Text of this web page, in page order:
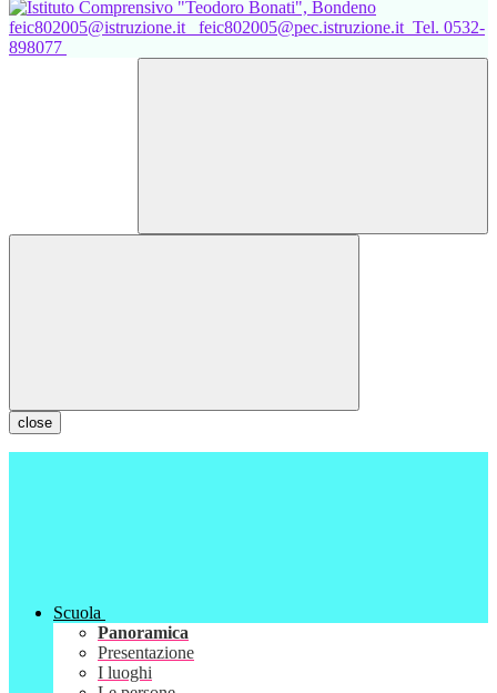
feic802005@istruzione.it feic802005@pec.istruzione.it Tel. 0532-
898077
close
Scuola
Panoramica
Presentazione
I luoghi